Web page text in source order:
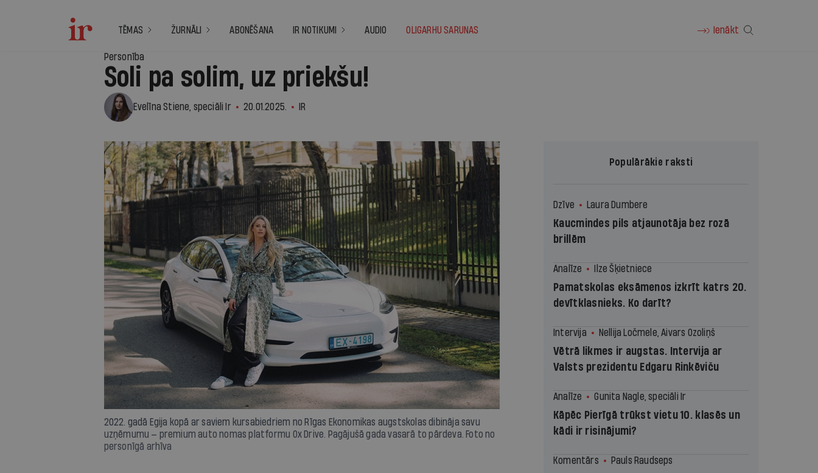
TĒMAS ŽURNĀLI ABONĒŠANA IR NOTIKUMI AUDIO OLIGARHU SARUNAS Ienākt
Personība
Soli pa solim, uz priekšu!
Evelīna Stiene, speciāli Ir 20.01.2025. IR
2022. gadā Egija kopā ar saviem kursabiedriem no Rīgas Ekonomikas augstskolas dibināja savu
uzņēmumu — premium auto nomas platformu Ox Drive. Pagājušā gada vasarā to pārdeva. Foto no
personīgā arhīva
Populārākie raksti
Dzīve Laura Dumbere
Kaucmindes pils atjaunotāja bez rozā
brillēm
Analīze Ilze Šķietniece
Pamatskolas eksāmenos izkrīt katrs 20.
devītklasnieks. Ko darīt?
Intervija Nellija Ločmele, Aivars Ozoliņš
Vētrā likmes ir augstas. Intervija ar
Valsts prezidentu Edgaru Rinkēviču
Analīze Gunita Nagle, speciāli Ir
Kāpēc Pierīgā trūkst vietu 10. klasēs un
kādi ir risinājumi?
Komentārs Pauls Raudseps